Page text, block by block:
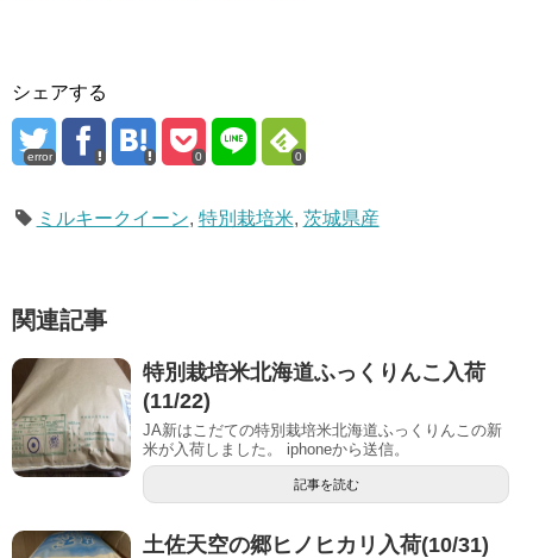
シェアする
error 0 0
ミルキークイーン, 特別栽培米, 茨城県産
関連記事
特別栽培米北海道ふっくりんこ入荷
(11/22)
JA新はこだての特別栽培米北海道ふっくりんこの新
米が入荷しました。 iphoneから送信。
記事を読む
土佐天空の郷ヒノヒカリ入荷(10/31)